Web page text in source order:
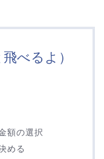
べるよ）
額の選択
める